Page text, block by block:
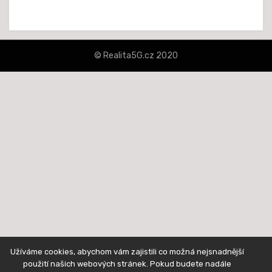
© Realita5G.cz 2020
šablona Amphibious odTemplatePocket ⋅Běží na platforměWordPress
Užíváme cookies, abychom vám zajistili co možná nejsnadnější
použití našich webových stránek. Pokud budete nadále